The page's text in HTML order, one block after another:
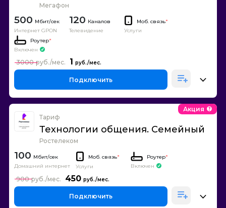
Мегафон
500
Интернет GPON
120 Каналов
Телевидение
Моб. связь*
Услуги
Роутер*
Включен
1
3000
Подключить
Тариф
Технологии общения. Семейный
Ростелеком
Акция
100
Домашний интернет
Моб. связь*
Услуги
Роутер*
Включен
450
900
Подключить